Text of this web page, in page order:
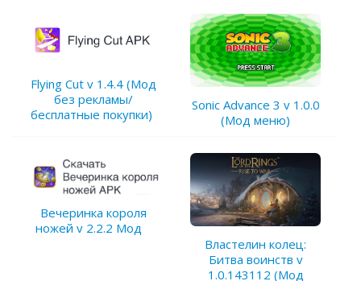
Flying Cut v 1.4.4 (Мод
без рекламы/
бесплатные покупки)
Sonic Advance 3 v 1.0.0
(Мод меню)
Вечеринка короля
ножей v 2.2.2 Мод
Властелин колец:
Битва воинств v
1.0.143112 (Мод